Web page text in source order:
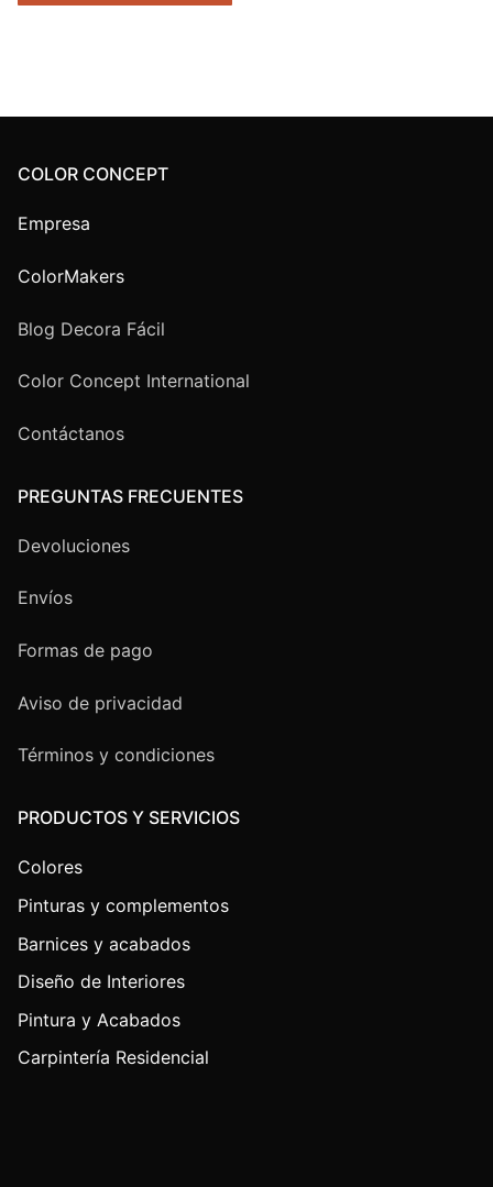
COLOR CONCEPT
Empresa
ColorMakers
Blog Decora Fácil
Color Concept International
Contáctanos
PREGUNTAS FRECUENTES
Devoluciones
Envíos
Formas de pago
Aviso de privacidad
Términos y condiciones
PRODUCTOS Y SERVICIOS
Colores
Pinturas y complementos
Barnices y acabados
Diseño de Interiores
Pintura y Acabados
Carpintería Residencial